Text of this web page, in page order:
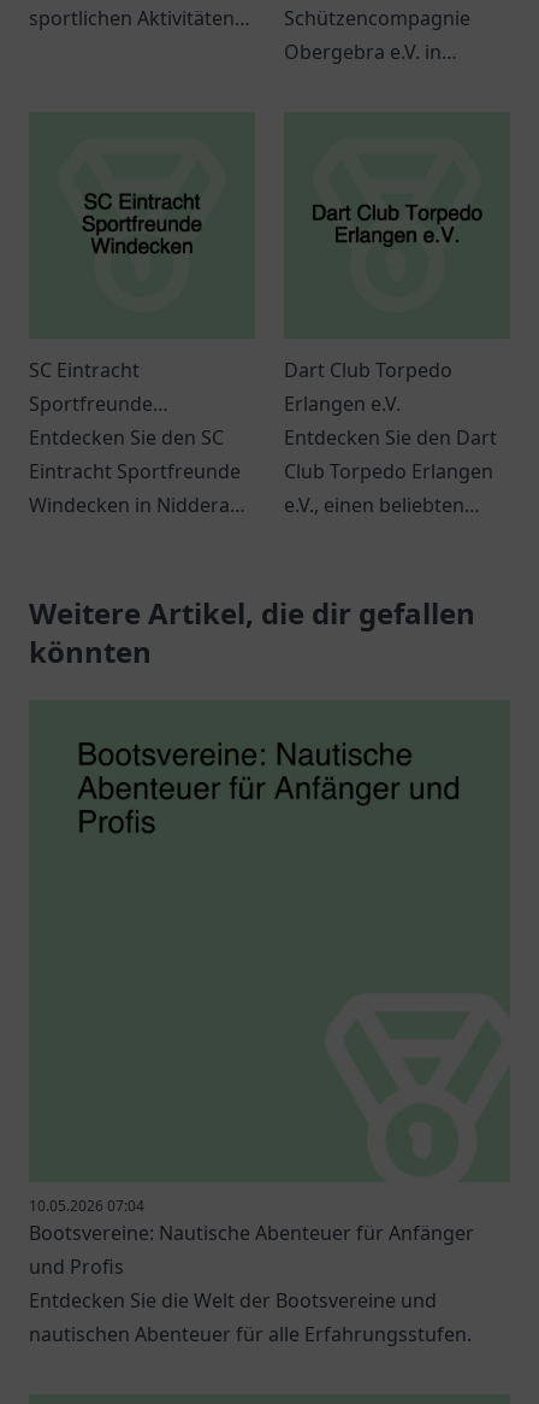
sportlichen Aktivitäten
Schützencompagnie
Obergebra e.V. in
SC Eintracht
Sportfreunde
Windecken
Entdecken Sie den SC
Eintracht Sportfreunde
Windecken in Nidderau,
aufeinandertreffen.
Dart Club Torpedo
Erlangen e.V.
Entdecken Sie den Dart
Club Torpedo Erlangen
e.V., einen beliebten
Freunde des Spiels in
Erlangen.
Weitere Artikel, die dir gefallen
könnten
10.05.2026 07:04
Bootsvereine: Nautische Abenteuer für Anfänger
und Profis
Entdecken Sie die Welt der Bootsvereine und
nautischen Abenteuer für alle Erfahrungsstufen.